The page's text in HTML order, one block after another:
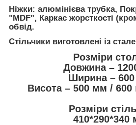
Ніжки: алюмінієва трубка,
"MDF", Каркас жорсткості
обвід.
Стільчики виготовлені із
Розміри
Довжина –
Ширина –
Висота – 500 мм /
Розміри
410*290*340